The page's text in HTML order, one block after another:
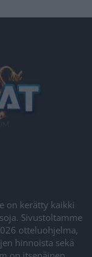
on kerätty kaikki
Sivustoltamme
otteluohjelma,
hinnoista sekä